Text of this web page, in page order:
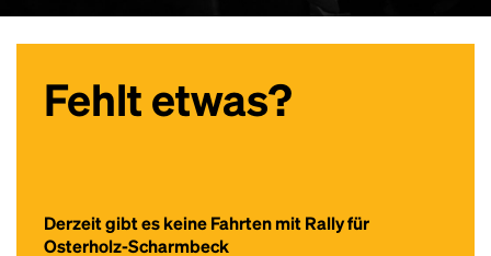
Fehlt etwas?
Derzeit gibt es keine Fahrten mit Rally für
Osterholz-Scharmbeck